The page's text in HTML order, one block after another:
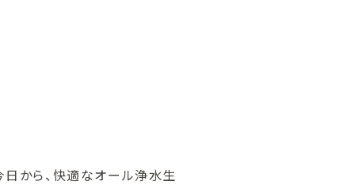
から、快適なオール浄水生